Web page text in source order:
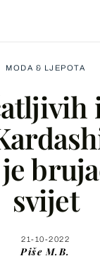
MODA & LJEPOTA
svijet
21-10-2022
Piše M.B.